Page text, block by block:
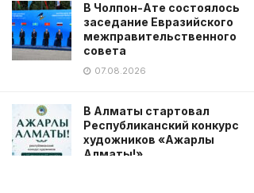
В Чолпон-Ате состоялось
заседание Евразийского
межправительственного
совета
07.08.2026
В Алматы стартовал
Республиканский конкурс
художников «Ажарлы
Алматы!»